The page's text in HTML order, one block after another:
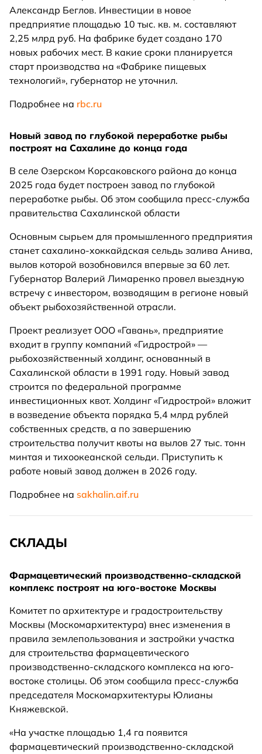
Александр Беглов. Инвестиции в новое
предприятие площадью 10 тыс. кв. м. составляют
2,25 млрд руб. На фабрике будет создано 170
новых рабочих мест. В какие сроки планируется
старт производства на «Фабрике пищевых
технологий», губернатор не уточнил.
Подробнее на rbc.ru
Новый завод по глубокой переработке рыбы
построят на Сахалине до конца года
В селе Озерском Корсаковского района до конца
2025 года будет построен завод по глубокой
переработке рыбы. Об этом сообщила пресс-служба
правительства Сахалинской области
Основным сырьем для промышленного предприятия
станет сахалино-хоккайдская сельдь залива Анива,
вылов которой возобновился впервые за 60 лет.
Губернатор Валерий Лимаренко провел выездную
встречу с инвестором, возводящим в регионе новый
объект рыбохозяйственной отрасли.
Проект реализует ООО «Гавань», предприятие
входит в группу компаний «Гидрострой» —
рыбохозяйственный холдинг, основанный в
Сахалинской области в 1991 году. Новый завод
строится по федеральной программе
инвестиционных квот. Холдинг «Гидрострой» вложит
в возведение объекта порядка 5,4 млрд рублей
собственных средств, а по завершению
строительства получит квоты на вылов 27 тыс. тонн
минтая и тихоокеанской сельди. Приступить к
работе новый завод должен в 2026 году.
Подробнее на sakhalin.aif.ru
СКЛАДЫ
Фармацевтический производственно-складской
комплекс построят на юго-востоке Москвы
Комитет по архитектуре и градостроительству
Москвы (Москомархитектура) внес изменения в
правила землепользования и застройки участка
для строительства фармацевтического
производственно-складского комплекса на юго-
востоке столицы. Об этом сообщила пресс-служба
председателя Москомархитектуры Юлианы
Княжевской.
«На участке площадью 1,4 га появится
фармацевтический производственно-складской